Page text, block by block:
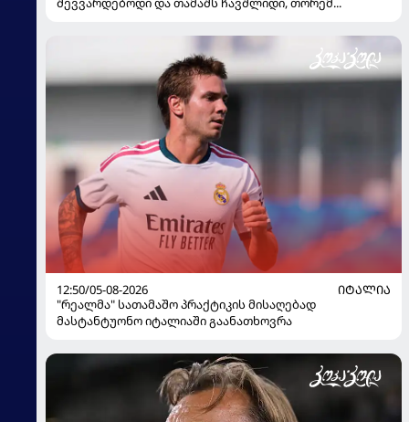
12:50/05-08-2026
ᲘᲢᲐᲚᲘᲐ
"რეალმა" სათამაშო პრაქტიკის მისაღებად
მასტანტუონო იტალიაში გაანათხოვრა